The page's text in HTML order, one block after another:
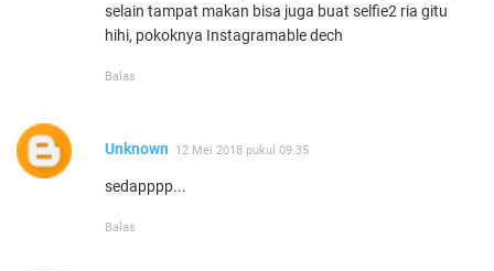
selain tampat makan bisa juga buat selfie2 ria gitu
hihi, pokoknya Instagramable dech
Balas
Unknown 12 Mei 2018 pukul 09.35
sedapppp...
Balas